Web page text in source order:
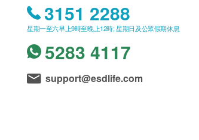
3151 2288
星期一至六早上9時至晚上12時; 星期日及公眾假期休息
5283 4117
support@esdlife.com